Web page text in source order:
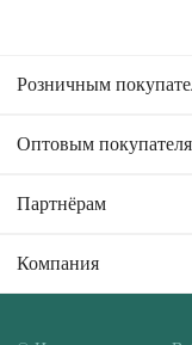
Розничным
Оптовым
Партнёрам
Компания